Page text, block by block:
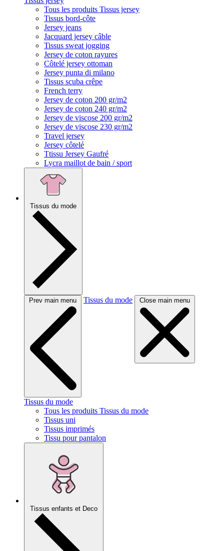
Tous les produits Tissus jersey
Tissus bord-côte
Jersey jeans
Jacquard jersey câble
Tissus sweat jogging
Jersey de coton rayures
Côtelé jersey ottoman
Jersey punta di milano
Tissus scuba crêpe
French terry
Jersey de coton 200 gr/m2
Jersey de coton 240 gr/m2
Jersey de viscose 200 gr/m2
Jersey de viscose 230 gr/m2
Travel jersey
Jersey côtelé
Ttissu Jersey Gaufré
Lycra maillot de bain / sport
Tissus du mode
Prev main menu Tissus du mode Close main menu
Tissus du mode
Tous les produits Tissus du mode
Tissus uni
Tissus imprimés
Tissu pour pantalon
Tissus enfants et Deco